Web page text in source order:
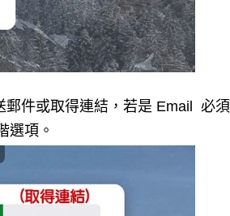
郵件或取得連結，若是 Email 必須
選項。